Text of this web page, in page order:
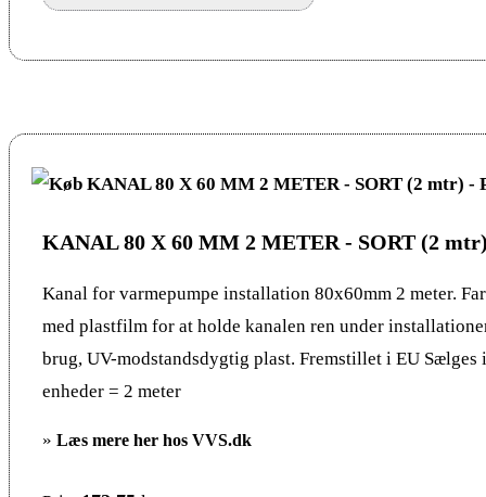
KANAL 80 X 60 MM 2 METER - SORT (2
Kanal for varmepumpe installation 80x60mm 2 meter.
med plastfilm for at holde kanalen ren under
brug, UV-modstandsdygtig plast. Fremstillet i EU Sælges
enheder = 2 meter
» Læs mere her hos VVS.dk